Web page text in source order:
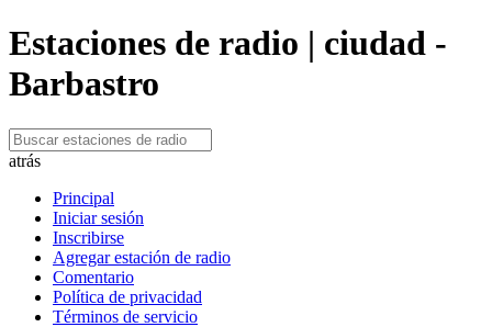
Estaciones de radio | ciudad -
Barbastro
atrás
Principal
Iniciar sesión
Inscribirse
Agregar estación de radio
Comentario
Política de privacidad
Términos de servicio